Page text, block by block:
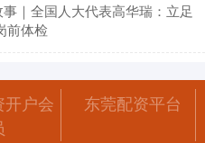
｜全国人大代表高华瑞：立足
前体检
开户会
东莞配资平台